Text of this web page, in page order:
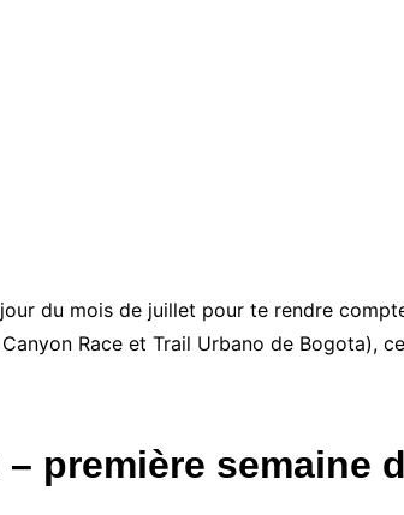
du mois de juillet pour te rendre
Race et Trail Urbano de Bogota),
première semaine